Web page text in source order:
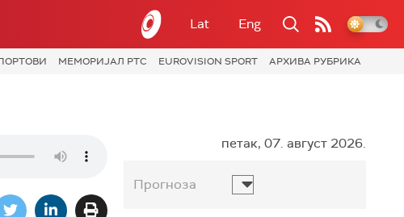
Lat Eng
МЕМОРИЈАЛ РТС EUROVISION SPORT АРХИВА РУБРИКА
петак, 07. август 2026.
Прогноза